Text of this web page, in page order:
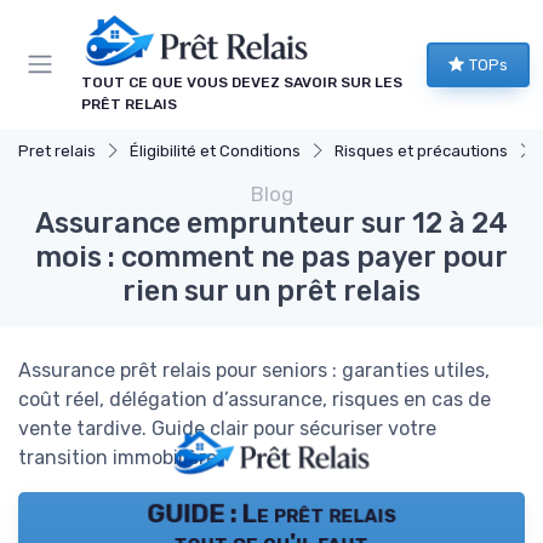
TOUT CE QUE VOUS DEVEZ SAVOIR SUR LES
PRÊT RELAIS
TOPs
Pret relais Éligibilité et Conditions Risques et précautions
Blog
Assurance emprunteur sur 12 à 24
mois : comment ne pas payer pour
rien sur un prêt relais
Assurance prêt relais pour seniors : garanties utiles,
coût réel, délégation d’assurance, risques en cas de
vente tardive. Guide clair pour sécuriser votre
transition immobilière.
GUIDE : Le prêt relais
Panneau de gestion des cookies